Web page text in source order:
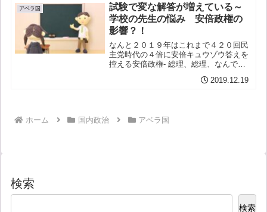
とりもいないということを書...
アベラ国
試験で変な解答が増えている～
学校の先生の悩み 安倍政権の
影響？！
なんと２０１９年はこれまで４２０回民
主党時代の４倍に安倍キュウゾウ答えを
控える安倍政権- 総理、総理、なんでそ
ですか？ - お答えは控える。最新のはこ
2019.12.19
ホーム 国内政治 アベラ国
検索
検索